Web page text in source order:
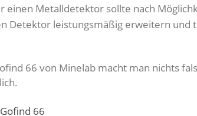
einen Metalldetektor sollte nach
Detektor leistungsmäßig erweitern und
66 von Minelab macht man nichts